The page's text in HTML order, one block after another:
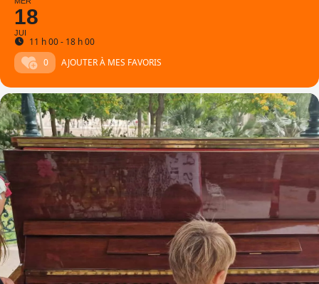
18
JUI
11 h 00 - 18 h 00
0
AJOUTER À MES FAVORIS